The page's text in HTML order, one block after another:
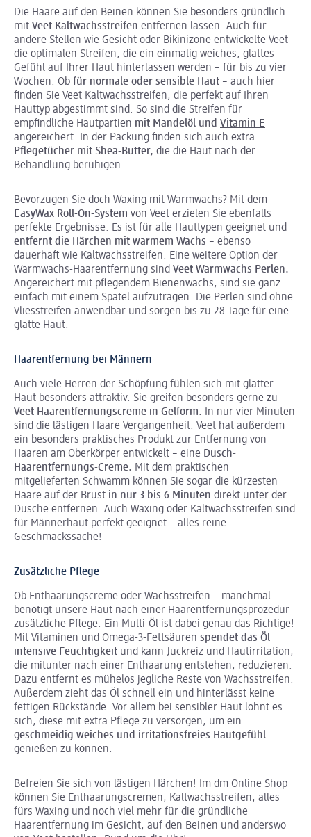
Die Haare auf den Beinen können Sie besonders gründlich
mit Veet Kaltwachsstreifen entfernen lassen. Auch für
andere Stellen wie Gesicht oder Bikinizone entwickelte Veet
die optimalen Streifen, die ein einmalig weiches, glattes
Gefühl auf Ihrer Haut hinterlassen werden – für bis zu vier
Wochen. Ob für normale oder sensible Haut – auch hier
finden Sie Veet Kaltwachsstreifen, die perfekt auf Ihren
Hauttyp abgestimmt sind. So sind die Streifen für
empfindliche Hautpartien mit Mandelöl und Vitamin E
angereichert. In der Packung finden sich auch extra
Pflegetücher mit Shea-Butter, die die Haut nach der
Behandlung beruhigen.
Bevorzugen Sie doch Waxing mit Warmwachs? Mit dem
EasyWax Roll-On-System von Veet erzielen Sie ebenfalls
perfekte Ergebnisse. Es ist für alle Hauttypen geeignet und
entfernt die Härchen mit warmem Wachs – ebenso
dauerhaft wie Kaltwachsstreifen. Eine weitere Option der
Warmwachs-Haarentfernung sind Veet Warmwachs Perlen.
Angereichert mit pflegendem Bienenwachs, sind sie ganz
einfach mit einem Spatel aufzutragen. Die Perlen sind ohne
Vliesstreifen anwendbar und sorgen bis zu 28 Tage für eine
glatte Haut.
Haarentfernung bei Männern
Auch viele Herren der Schöpfung fühlen sich mit glatter
Haut besonders attraktiv. Sie greifen besonders gerne zu
Veet Haarentfernungscreme in Gelform. In nur vier Minuten
sind die lästigen Haare Vergangenheit. Veet hat außerdem
ein besonders praktisches Produkt zur Entfernung von
Haaren am Oberkörper entwickelt – eine Dusch-
Haarentfernungs-Creme. Mit dem praktischen
mitgelieferten Schwamm können Sie sogar die kürzesten
Haare auf der Brust in nur 3 bis 6 Minuten direkt unter der
Dusche entfernen. Auch Waxing oder Kaltwachsstreifen sind
für Männerhaut perfekt geeignet – alles reine
Geschmackssache!
Zusätzliche Pflege
Ob Enthaarungscreme oder Wachsstreifen – manchmal
benötigt unsere Haut nach einer Haarentfernungsprozedur
zusätzliche Pflege. Ein Multi-Öl ist dabei genau das Richtige!
Mit Vitaminen und Omega-3-Fettsäuren spendet das Öl
intensive Feuchtigkeit und kann Juckreiz und Hautirritation,
die mitunter nach einer Enthaarung entstehen, reduzieren.
Dazu entfernt es mühelos jegliche Reste von Wachsstreifen.
Außerdem zieht das Öl schnell ein und hinterlässt keine
fettigen Rückstände. Vor allem bei sensibler Haut lohnt es
sich, diese mit extra Pflege zu versorgen, um ein
geschmeidig weiches und irritationsfreies Hautgefühl
genießen zu können.
Befreien Sie sich von lästigen Härchen! Im dm Online Shop
können Sie Enthaarungscremen, Kaltwachsstreifen, alles
fürs Waxing und noch viel mehr für die gründliche
Haarentfernung im Gesicht, auf den Beinen und anderswo